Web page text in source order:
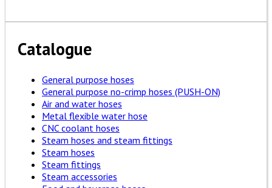
Catalogue
General purpose hoses
General purpose no-crimp hoses (PUSH-ON)
Air and water hoses
Metal flexible water hose
CNC coolant hoses
Steam hoses and steam fittings
Steam hoses
Steam fittings
Steam accessories